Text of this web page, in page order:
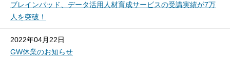
ブレインパッド、データ活用人材育成サービスの受講実績が7万
人を突破！
2022年04月22日
GW休業のお知らせ